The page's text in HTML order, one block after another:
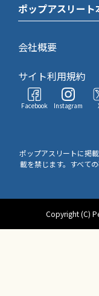
ポップアスリート
会社概要
サイト利用規約
Facebook Instagram
ポップアスリートに掲
載を禁じます。すべて
Copyright (C)